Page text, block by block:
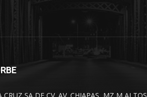
SA DE CV. AV. CHIAPAS, MZ M ALTOS